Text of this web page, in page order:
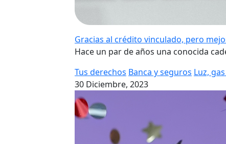
Gracias al crédito vinculado, pero
Hace un par de años una conocida
Tus derechos Banca y seguros Luz,
30 Diciembre, 2023